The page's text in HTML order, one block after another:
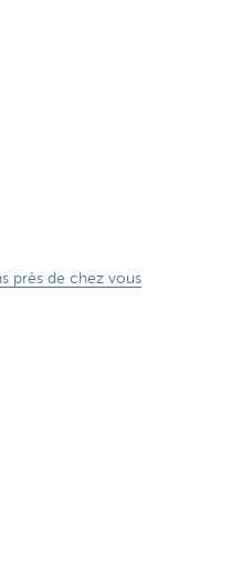
près de chez vous